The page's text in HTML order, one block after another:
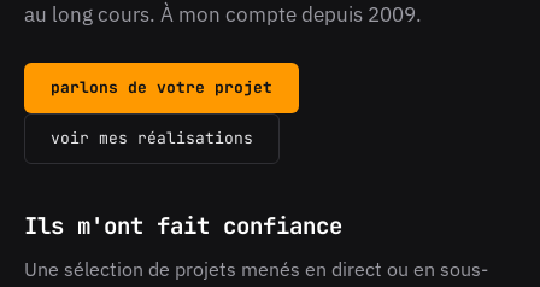
au long cours. À mon compte depuis 2009.
parlons de votre projet
voir mes réalisations
Ils m'ont fait confiance
Une sélection de projets menés en direct ou en sous-